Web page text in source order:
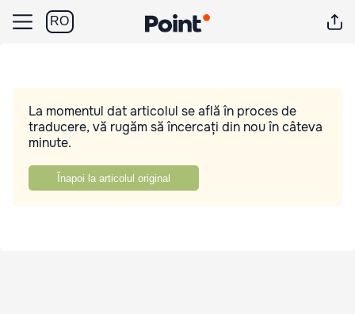
RO
La momentul dat articolul se află în proces de
traducere, vă rugăm să încercați din nou în câteva
minute.
Înapoi la articolul original